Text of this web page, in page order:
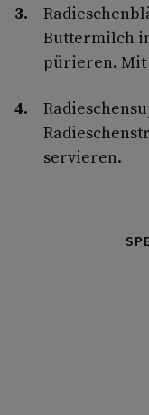
Buttermilch
pürieren. Mit
servieren.